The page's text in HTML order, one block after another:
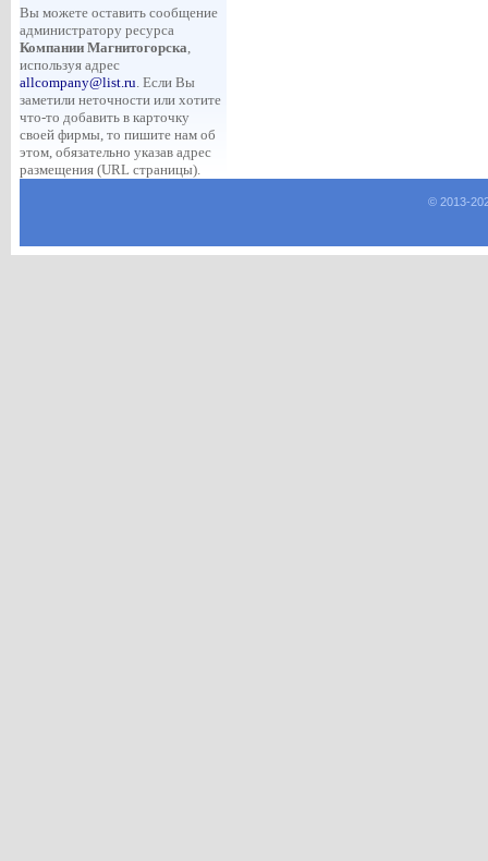
Вы можете оставить сообщение
администратору ресурса
Компании Магнитогорска,
используя адрес
allcompany@list.ru. Если Вы
заметили неточности или хотите
что-то добавить в карточку
своей фирмы, то пишите нам об
этом, обязательно указав адрес
размещения (URL страницы).
© 2013-